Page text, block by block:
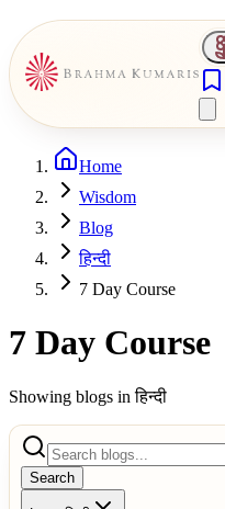
Home
Wisdom
Blog
हिन्दी
7 Day Course
7 Day Course
Showing blogs inहिन्दी
Search